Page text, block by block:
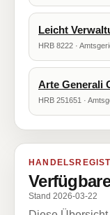
Leicht
HRB 8222 ·
Arte Generali
HRB 251651 ·
Stand 2026-03-22